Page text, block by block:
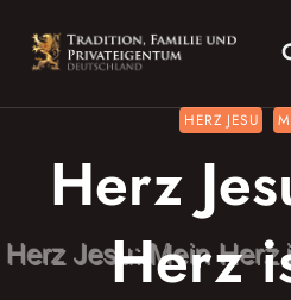
Inhalt
springen
HERZ JESU
Herz
Herz